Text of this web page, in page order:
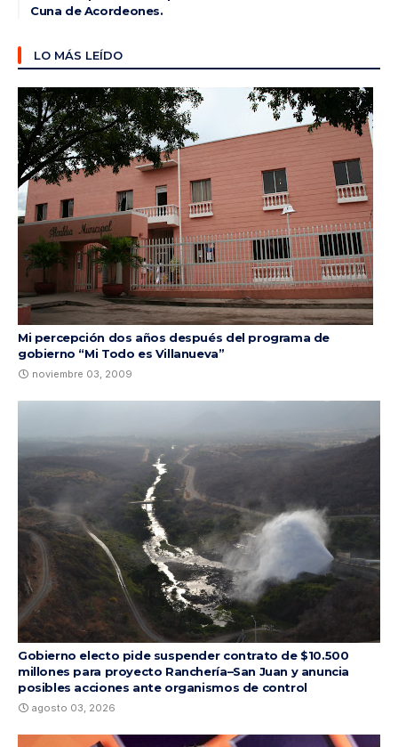
Cuna de Acordeones.
LO MÁS LEÍDO
Mi percepción dos años después del programa de
gobierno “Mi Todo es Villanueva”
noviembre 03, 2009
Gobierno electo pide suspender contrato de $10.500
millones para proyecto Ranchería–San Juan y anuncia
posibles acciones ante organismos de control
agosto 03, 2026